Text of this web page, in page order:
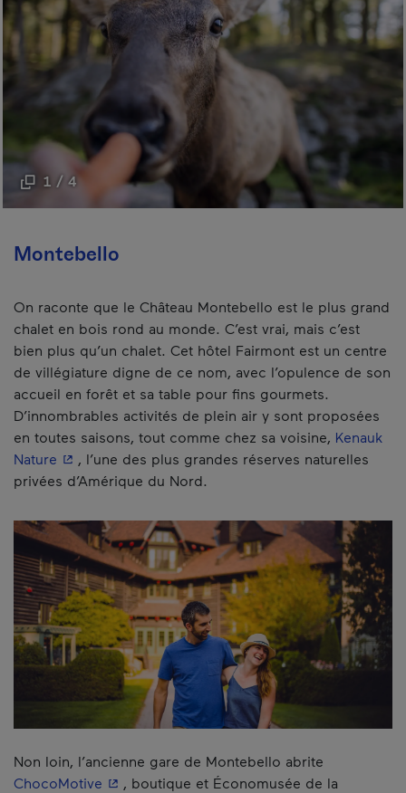
Montebello
On raconte que le Château Montebello est le plus grand
chalet en bois rond au monde. C’est vrai, mais c’est
bien plus qu’un chalet. Cet hôtel Fairmont est un centre
de villégiature digne de ce nom, avec l’opulence de son
accueil en forêt et sa table pour fins gourmets.
D’innombrables activités de plein air y sont proposées
en toutes saisons, tout comme chez sa voisine, Kenauk
Nature - Cet hyperlien s'ouvrira dans une nouvelle fenêtre.
, l’une des plus grandes réserves naturelles
privées d’Amérique du Nord.
Non loin, l’ancienne gare de Montebello abrite
ChocoMotive - Cet hyperlien s'ouvrira dans une nouvelle
, boutique et Économusée de la
1 / 4